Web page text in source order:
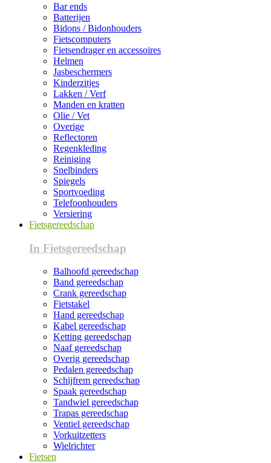
Bar ends
Batterijen
Bidons / Bidonhouders
Fietscomputers
Fietsendrager en accessoires
Helmen
Jasbeschermers
Kinderzitjes
Lakken / Verf
Manden en kratten
Olie / Vet
Overige
Reflectoren
Regenkleding
Reiniging
Snelbinders
Spiegels
Sportvoeding
Telefoonhouders
Versiering
Fietsgereedschap
In Fietsgereedschap
Balhoofd gereedschap
Band gereedschap
Crank gereedschap
Fietstakel
Hand gereedschap
Kabel gereedschap
Ketting gereedschap
Naaf gereedschap
Overig gereedschap
Pedalen gereedschap
Schijfrem gereedschap
Spaak gereedschap
Tandwiel gereedschap
Trapas gereedschap
Ventiel gereedschap
Vorkuitzetters
Wielrichter
Fietsen